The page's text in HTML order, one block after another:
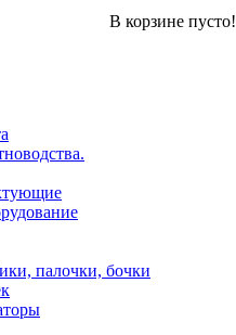
В корзине пусто!
палочки, бочки